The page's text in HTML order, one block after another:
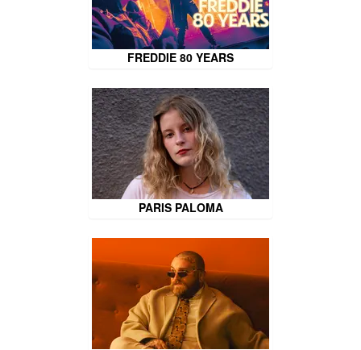
FREDDIE 80 YEARS
PARIS PALOMA